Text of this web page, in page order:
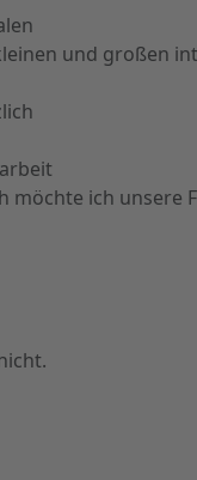
und großen
ich unsere